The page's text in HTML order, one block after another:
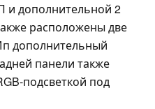
и дополнительной 2
расположены две
дополнительный
панели также
подсветкой под